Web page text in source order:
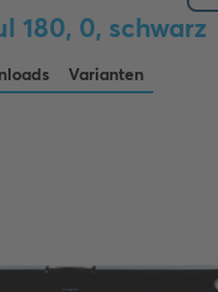
180, 0, schwarz
Varianten